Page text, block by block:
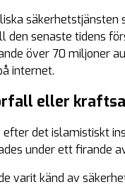
den senaste tidens
över 70 miljoner
internet.
eller
det islamistiskt
under ett firande
varit känd av